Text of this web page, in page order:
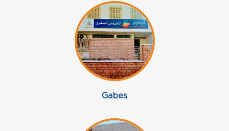
Gabes